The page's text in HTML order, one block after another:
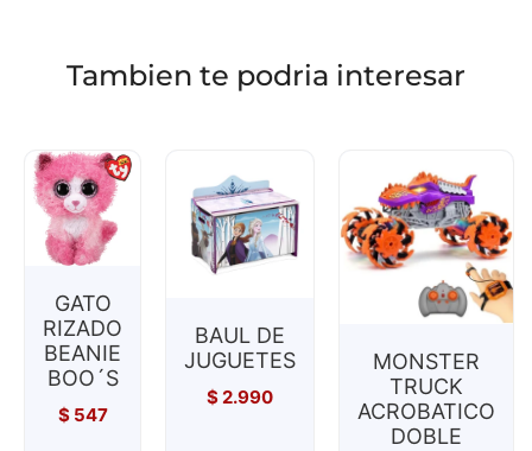
Tambien te podria interesar
GATO
RIZADO
BEANIE
BOO´S
$547
BAUL DE
JUGUETES
$2.990
MONSTER
TRUCK
ACROBATICO
DOBLE